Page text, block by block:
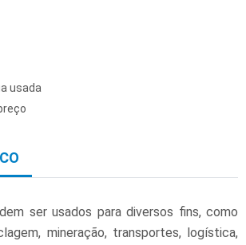
usada
ser usados para diversos fins, como
mineração, transportes, logística,